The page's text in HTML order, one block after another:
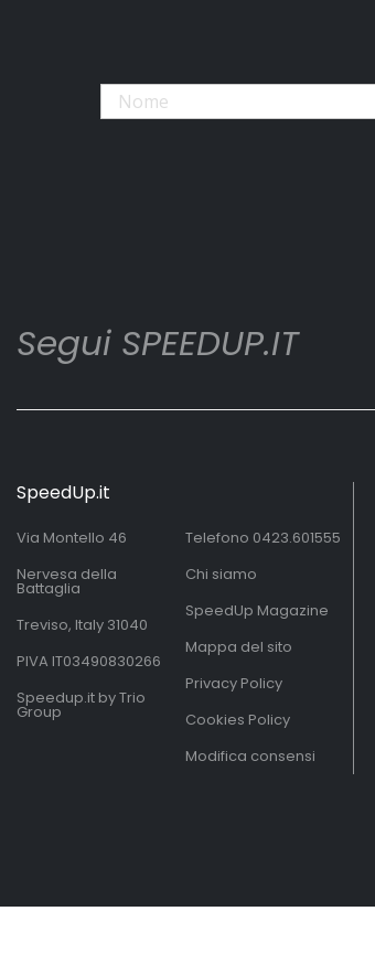
Segui SPEEDUP.IT
SpeedUp.it
Via Montello 46
Nervesa della
Battaglia
Treviso, Italy 31040
PIVA IT03490830266
Speedup.it by Trio
Group
Telefono 0423.601555
Chi siamo
SpeedUp Magazine
Mappa del sito
Privacy Policy
Cookies Policy
Modifica consensi